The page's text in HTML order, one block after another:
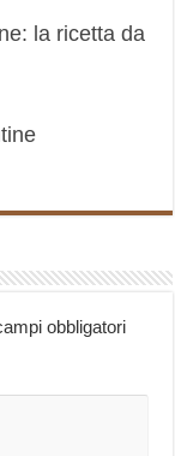
la ricetta da
obbligatori